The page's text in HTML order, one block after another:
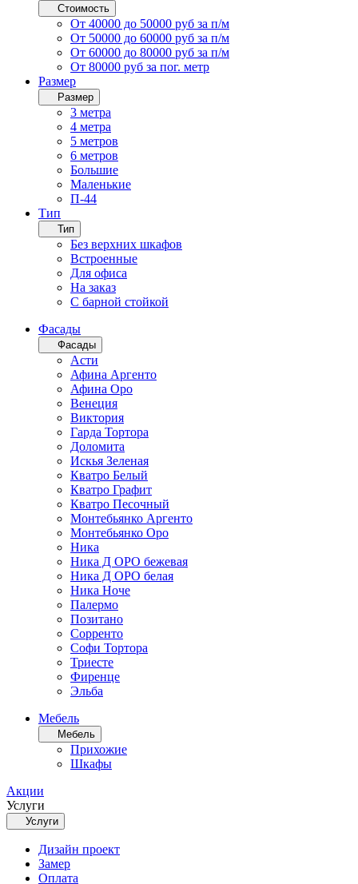
Стоимость
От 40000 до 50000 руб за п/м
От 50000 до 60000 руб за п/м
От 60000 до 80000 руб за п/м
От 80000 руб за пог. метр
Размер
Размер
3 метра
4 метра
5 метров
6 метров
Большие
Маленькие
П-44
Тип
Тип
Без верхних шкафов
Встроенные
Для офиса
На заказ
С барной стойкой
Фасады
Фасады
Асти
Афина Аргенто
Афина Оро
Венеция
Виктория
Гарда Тортора
Доломита
Искья Зеленая
Кватро Белый
Кватро Графит
Кватро Песочный
Монтебьянко Аргенто
Монтебьянко Оро
Ника
Ника Д ОРО бежевая
Ника Д ОРО белая
Ника Ноче
Палермо
Позитано
Сорренто
Софи Тортора
Триесте
Фиренце
Эльба
Мебель
Мебель
Прихожие
Шкафы
Акции
Услуги
Услуги
Дизайн проект
Замер
Оплата